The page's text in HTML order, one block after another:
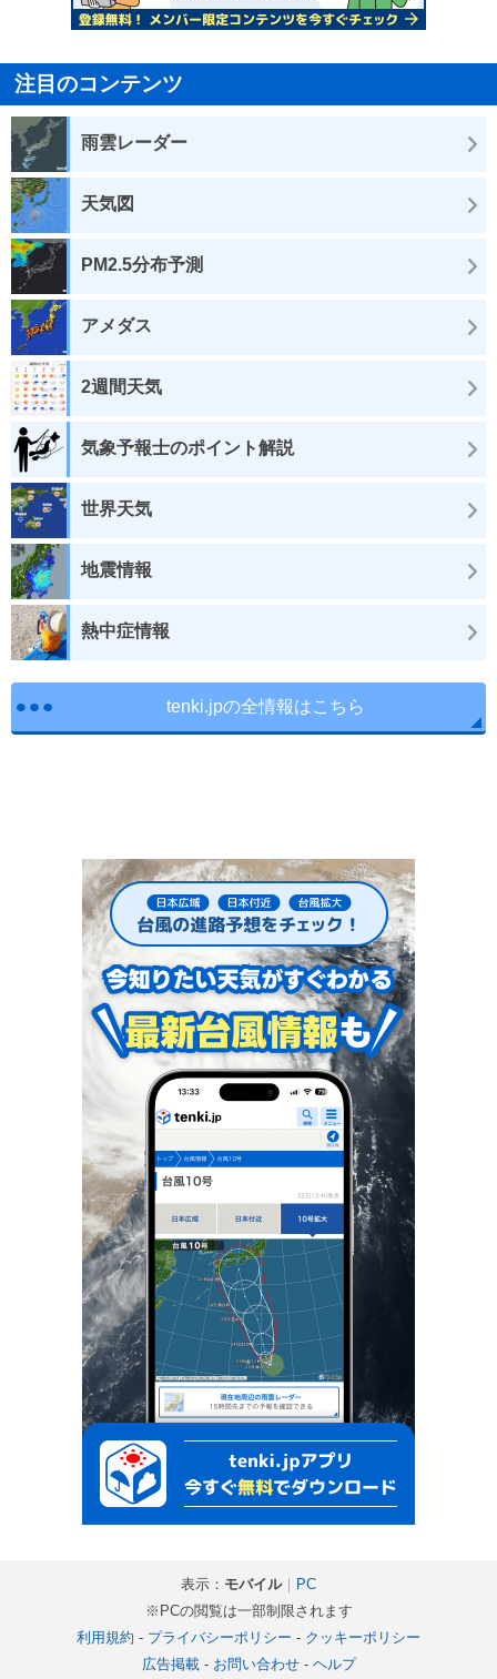
注目のコンテンツ
雨雲レーダー
天気図
PM2.5分布予測
アメダス
2週間天気
気象予報士のポイント解説
世界天気
地震情報
熱中症情報
tenki.jpの全情報はこちら
表示： モバイル｜ PC
※PCの閲覧は一部制限されます
利用規約 - プライバシーポリシー - クッキーポリシー
広告掲載- お問い合わせ- ヘルプ